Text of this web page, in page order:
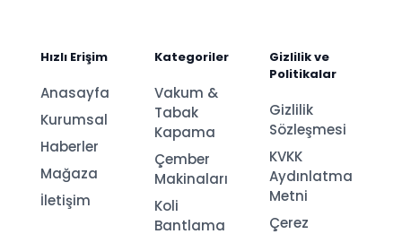
Hızlı Erişim
Anasayfa
Kurumsal
Haberler
Mağaza
İletişim
Kategoriler
Vakum &
Tabak
Kapama
Çember
Makinaları
Koli
Bantlama
Gizlilik ve
Politikalar
Gizlilik
Sözleşmesi
KVKK
Aydınlatma
Metni
Çerez